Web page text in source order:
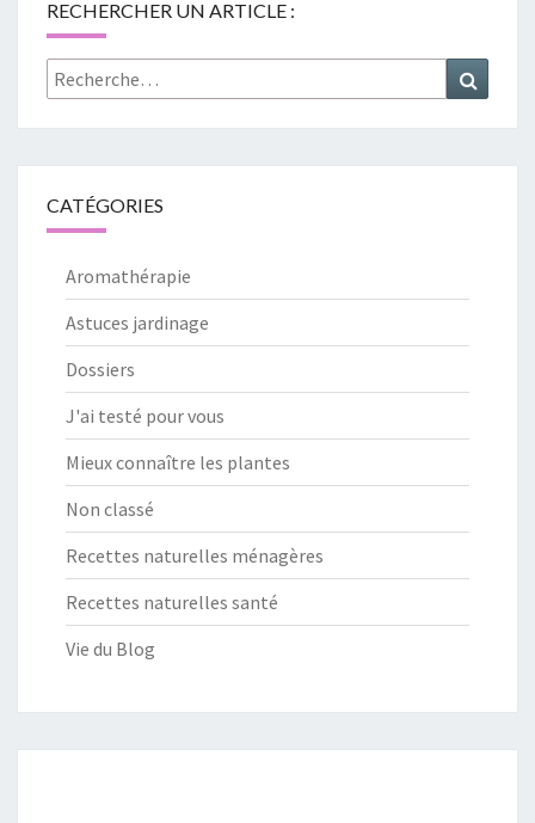
RECHERCHER UN ARTICLE :
Rechercher :
CATÉGORIES
Aromathérapie
Astuces jardinage
Dossiers
J'ai testé pour vous
Mieux connaître les plantes
Non classé
Recettes naturelles ménagères
Recettes naturelles santé
Vie du Blog